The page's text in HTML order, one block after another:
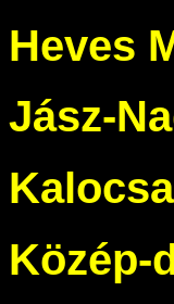
Heves
Jász-
Közép-